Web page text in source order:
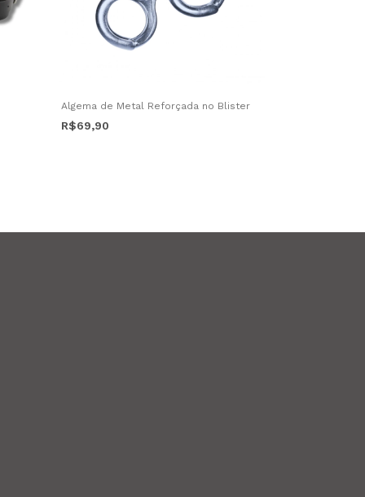
Algema de Metal Reforçada no Blister
R$69,90